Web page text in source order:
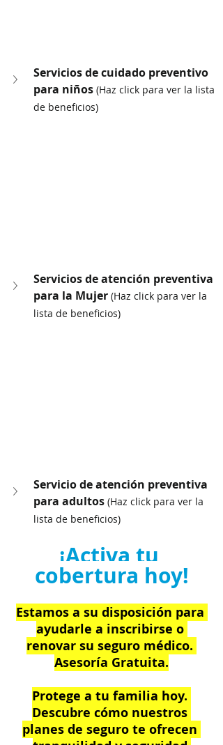
Servicios de cuidado preventivo
para niños (Haz click para ver la lista
de beneficios)
Servicios de atención preventiva
para la Mujer (Haz click para ver la
lista de beneficios)
Servicio de atención preventiva
para adultos (Haz click para ver la
lista de beneficios)
¡Activa tu
cobertura hoy!
Estamos a su disposición para
ayudarle a inscribirse o
renovar su seguro médico.
Asesoría Gratuita.
Protege a tu familia hoy.
Descubre cómo nuestros
planes de seguro te ofrecen